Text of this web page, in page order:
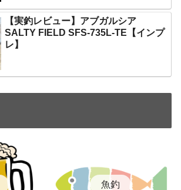
【実釣レビュー】アブガルシア
SALTY FIELD SFS-735L-TE【インプ
レ】
魚釣